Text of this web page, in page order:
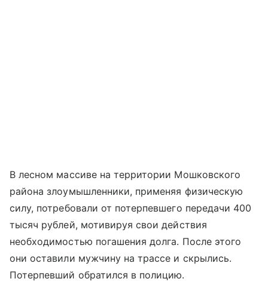
В лесном массиве на территории Мошковского
района злоумышленники, применяя физическую
силу, потребовали от потерпевшего передачи 400
тысяч рублей, мотивируя свои действия
необходимостью погашения долга. После этого
они оставили мужчину на трассе и скрылись.
Потерпевший обратился в полицию.